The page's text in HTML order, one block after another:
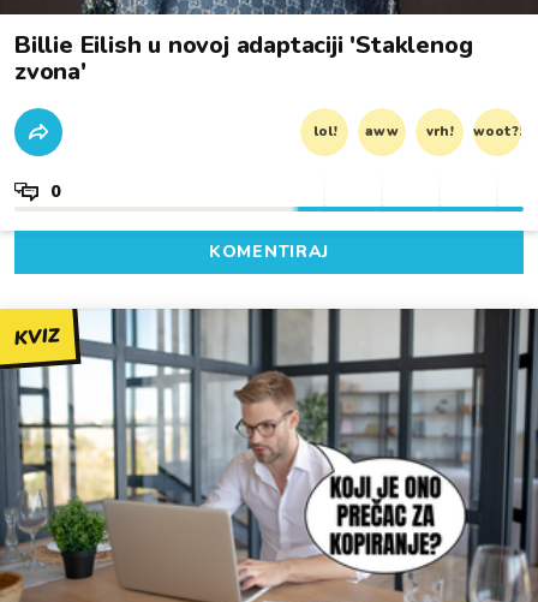
Billie Eilish u novoj adaptaciji 'Staklenog
zvona'
lol! aww vrh! woot?!
0
KOMENTIRAJ
KVIZ